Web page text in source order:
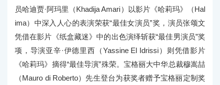
员哈迪贾·阿玛里（Khadija Amari）以影片《哈莉玛》（Hal
ima）中深入人心的表演荣获“最佳女演员”奖，演员张颂文
凭借在影片《纸盒藏迷》中的出色演绎斩获“最佳男演员”奖
项，导演亚辛·伊德里西（Yassine El Idrissi）则凭借影片
《哈莉玛》摘得“最佳导演”殊荣。宝格丽大中华总裁穆嵩喆
（Mauro di Roberto）先生登台为获奖者赠予宝格丽定制奖